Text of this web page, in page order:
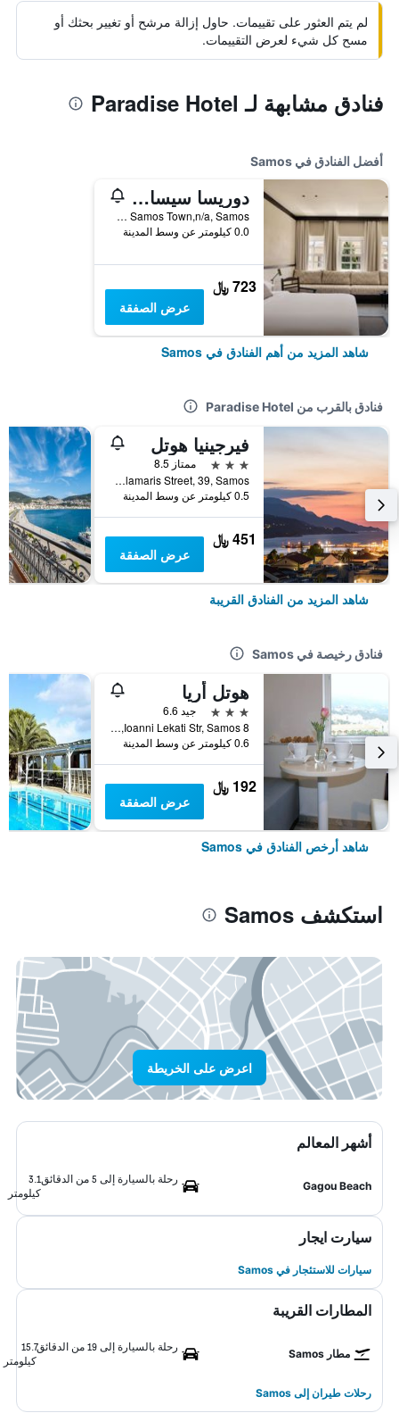
لم يتم العثور على تقييمات. حاول إزالة مرشح أو تغيير بحثك أو
مسح كل شيء لعرض التقييمات.
فنادق مشابهة لـ Paradise Hotel
أفضل الفنادق في Samos
دوريسا سيسايد ريزورت
Pythagorian Area, 16km From Samos Town,n/a, Samos, اليونان
0.0 كيلومتر عن وسط المدينة
723 ﷼
عرض الصفقة
شاهد المزيد من أهم الفنادق في Samos
فنادق بالقرب من Paradise Hotel
فيرجينيا هوتل
3 نجوم
ممتاز 8.5
Vlamaris Street, 39, Samos, اليونان
0.5 كيلومتر عن وسط المدينة
451 ﷼
عرض الصفقة
شاهد المزيد من الفنادق القريبة
فنادق رخيصة في Samos
هوتل أريا
3 نجوم
جيد 6.6
8 Ioanni Lekati Str, Samos, اليونان
0.6 كيلومتر عن وسط المدينة
192 ﷼
عرض الصفقة
شاهد أرخص الفنادق في Samos
استكشف Samos
اعرض على الخريطة
أشهر المعالم
Gagou Beach
رحلة بالسيارة إلى 5 من الدقائق
3.1
كيلومتر
سيارت ايجار
سيارات للاستئجار في Samos
المطارات القريبة
مطار Samos
رحلة بالسيارة إلى 19 من الدقائق
15.7
كيلومتر
رحلات طيران إلى Samos